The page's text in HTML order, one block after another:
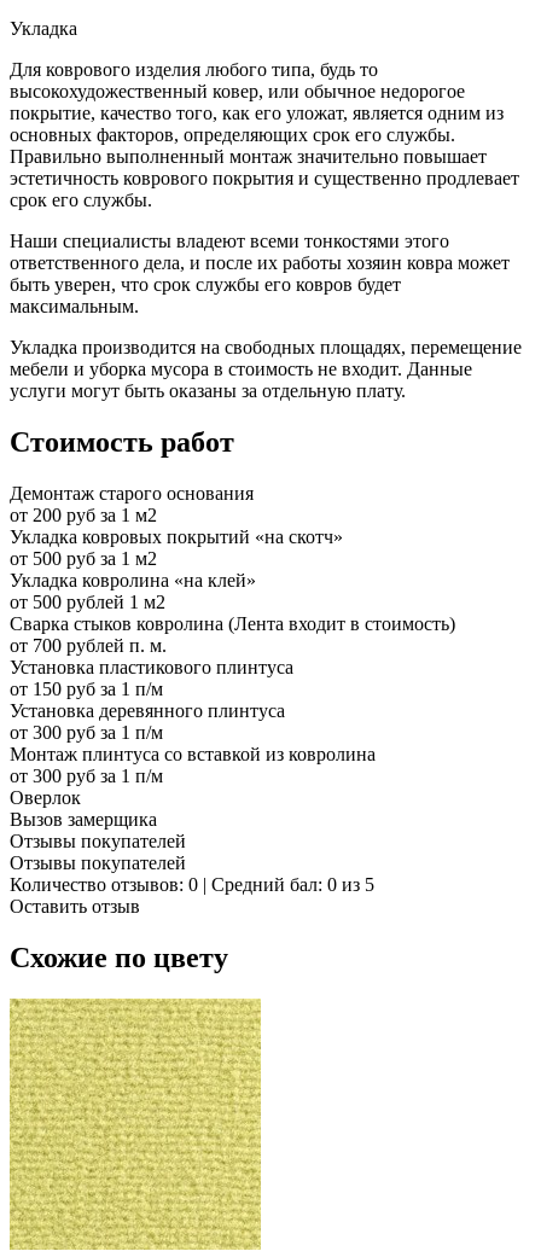
Укладка
Для коврового изделия любого типа, будь то
высокохудожественный ковер, или обычное недорогое
покрытие, качество того, как его уложат, является одним из
основных факторов, определяющих срок его службы.
Правильно выполненный монтаж значительно повышает
эстетичность коврового покрытия и существенно продлевает
срок его службы.
Наши специалисты владеют всеми тонкостями этого
ответственного дела, и после их работы хозяин ковра может
быть уверен, что срок службы его ковров будет
максимальным.
Укладка производится на свободных площадях, перемещение
мебели и уборка мусора в стоимость не входит. Данные
услуги могут быть оказаны за отдельную плату.
Стоимость работ
Демонтаж старого основания
от 200 руб за 1 м2
Укладка ковровых покрытий «на скотч»
от 500 руб за 1 м2
Укладка ковролина «на клей»
от 500 рублей 1 м2
Сварка стыков ковролина (Лента входит в стоимость)
от 700 рублей п. м.
Установка пластикового плинтуса
от 150 руб за 1 п/м
Установка деревянного плинтуса
от 300 руб за 1 п/м
Монтаж плинтуса со вставкой из ковролина
от 300 руб за 1 п/м
Оверлок
Вызов замерщика
Отзывы покупателей
Отзывы покупателей
Количество отзывов: 0 | Средний бал: 0 из 5
Оставить отзыв
Схожие по цвету